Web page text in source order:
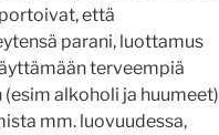
että
parani, luottamus
terveempiä
alkoholi ja huumeet)
mm. luovuudessa,